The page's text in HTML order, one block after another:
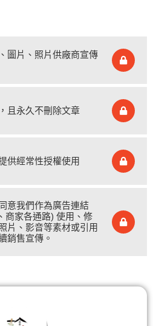
圖片、照片供廠商宣傳
且永久不刪除文章
供經常性授權使用
意我們作為廣告連結
商家各通路) 使用、修
片、影音等素材或引用
銷售宣傳。